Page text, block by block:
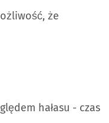
że
hałasu - czas